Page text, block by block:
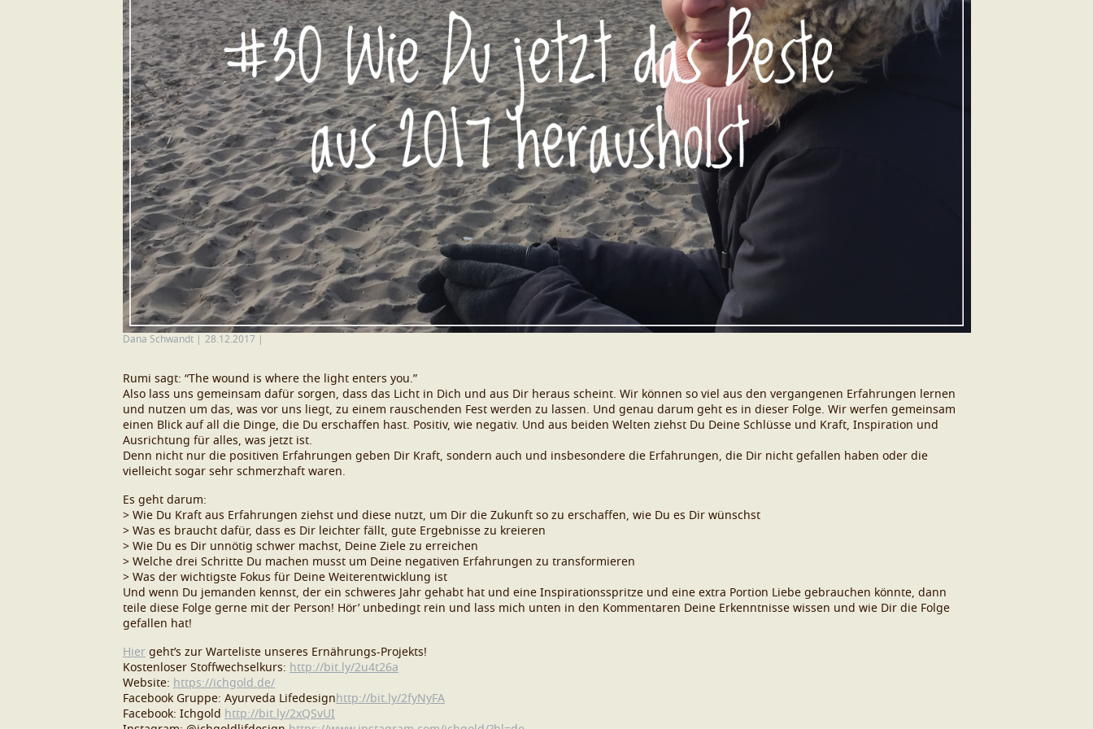
Dana Schwandt 28.12.2017
Rumi sagt: “The wound is where the light enters you.”
Also lass uns gemeinsam dafür sorgen, dass das Licht in Dich und aus Dir heraus scheint. Wir können so viel aus den vergangenen Erfahrungen lernen
und nutzen um das, was vor uns liegt, zu einem rauschenden Fest werden zu lassen. Und genau darum geht es in dieser Folge. Wir werfen gemeinsam
einen Blick auf all die Dinge, die Du erschaffen hast. Positiv, wie negativ. Und aus beiden Welten ziehst Du Deine Schlüsse und Kraft, Inspiration und
Ausrichtung für alles, was jetzt ist.
Denn nicht nur die positiven Erfahrungen geben Dir Kraft, sondern auch und insbesondere die Erfahrungen, die Dir nicht gefallen haben oder die
vielleicht sogar sehr schmerzhaft waren.
Es geht darum:
> Wie Du Kraft aus Erfahrungen ziehst und diese nutzt, um Dir die Zukunft so zu erschaffen, wie Du es Dir wünschst
> Was es braucht dafür, dass es Dir leichter fällt, gute Ergebnisse zu kreieren
> Wie Du es Dir unnötig schwer machst, Deine Ziele zu erreichen
> Welche drei Schritte Du machen musst um Deine negativen Erfahrungen zu transformieren
> Was der wichtigste Fokus für Deine Weiterentwicklung ist
Und wenn Du jemanden kennst, der ein schweres Jahr gehabt hat und eine Inspirationsspritze und eine extra Portion Liebe gebrauchen könnte, dann
teile diese Folge gerne mit der Person! Hör’ unbedingt rein und lass mich unten in den Kommentaren Deine Erkenntnisse wissen und wie Dir die Folge
gefallen hat!
Hier geht’s zur Warteliste unseres Ernährungs-Projekts!
Kostenloser Stoffwechselkurs: http://bit.ly/2u4t26a
Website: https://ichgold.de/
Facebook Gruppe: Ayurveda Lifedesign http://bit.ly/2fyNyFA
Facebook: Ichgold http://bit.ly/2xQSvUI